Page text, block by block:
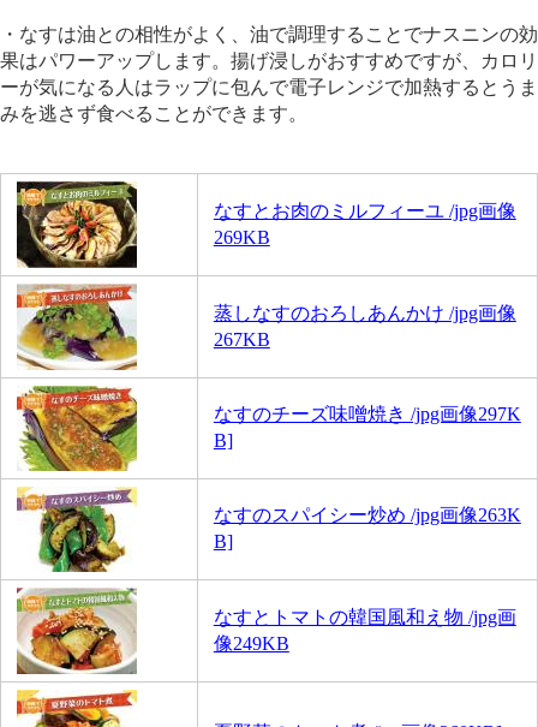
・なすは油との相性がよく、油で調理することでナスニンの効
果はパワーアップします。揚げ浸しがおすすめですが、カロリ
ーが気になる人はラップに包んで電子レンジで加熱するとうま
みを逃さず食べることができます。
なすとお肉のミルフィーユ /jpg画像
269KB
蒸しなすのおろしあんかけ /jpg画像
267KB
なすのチーズ味噌焼き /jpg画像297K
B]
なすのスパイシー炒め /jpg画像263K
B]
なすとトマトの韓国風和え物 /jpg画
像249KB